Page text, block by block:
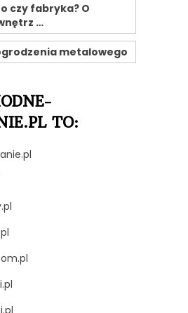
czy fabryka? O
…
metalowego
TO: